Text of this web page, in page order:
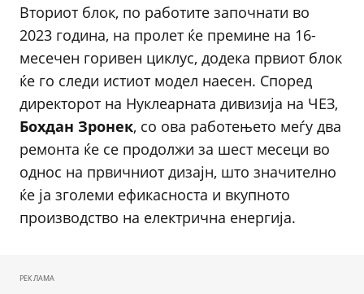
Вториот блок, по работите започнати во
2023 година, на пролет ќе премине на 16-
месечен горивен циклус, додека првиот блок
ќе го следи истиот модел наесен. Според
директорот на Нуклеарната дивизија на ЧЕЗ,
Бохдан Зронек, со ова работењето меѓу два
ремонта ќе се продолжи за шест месеци во
однос на првичниот дизајн, што значително
ќе ја зголеми ефикасноста и вкупното
производство на електрична енергија.
РЕКЛАМА